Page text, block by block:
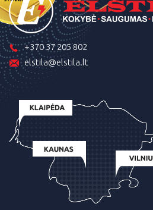
+370 37 205 802
elstila@elstila.lt